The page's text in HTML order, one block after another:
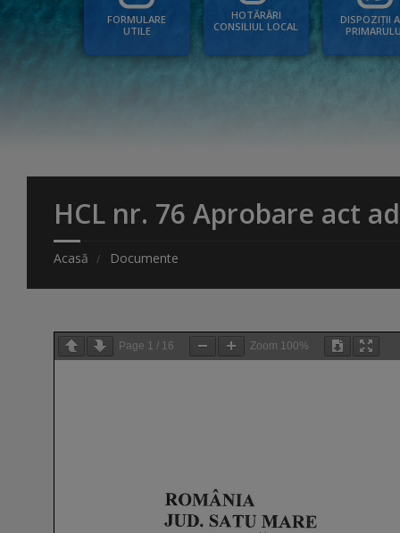
FORMULARE
UTILE
HOTĂRÂRI
CONSILIUL LOCAL
DISPOZIȚII
HCL nr. 76 Aprobare act
Acasă Documente
Page 1 / 16 Zoom 100%